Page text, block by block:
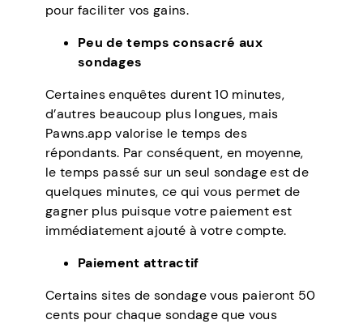
pour faciliter vos gains.
Peu de temps consacré aux
sondages
Certaines enquêtes durent 10 minutes,
d’autres beaucoup plus longues, mais
Pawns.app valorise le temps des
répondants. Par conséquent, en moyenne,
le temps passé sur un seul sondage est de
quelques minutes, ce qui vous permet de
gagner plus puisque votre paiement est
immédiatement ajouté à votre compte.
Paiement attractif
Certains sites de sondage vous paieront 50
cents pour chaque sondage que vous